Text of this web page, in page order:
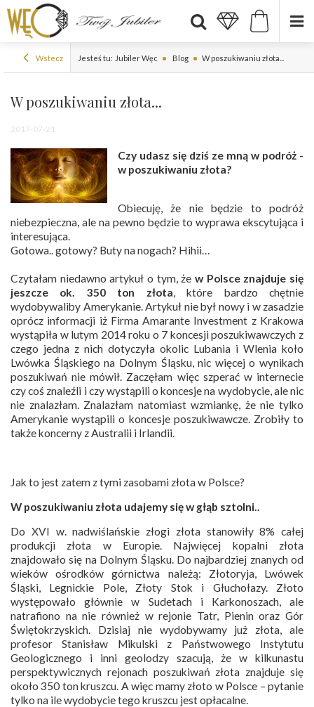
Wstecz Jesteś tu: Jubiler Węc Blog W poszukiwaniu złota...
W poszukiwaniu złota...
2017-07-21
Czy udasz się dziś ze mną w podróż -
w poszukiwaniu złota?
Obiecuję, że nie będzie to podróż
niebezpieczna, ale na pewno będzie to wyprawa ekscytująca i
interesująca.
Gotowa.. gotowy? Buty na nogach? Hihii…
Czytałam niedawno artykuł o tym, że w Polsce znajduje się
jeszcze ok. 350 ton złota, które bardzo chętnie
wydobywaliby Amerykanie. Artykuł nie był nowy i w zasadzie
oprócz informacji iż Firma Amarante Investment z Krakowa
wystąpiła w lutym 2014 roku o 7 koncesji poszukiwawczych z
czego jedna z nich dotyczyła okolic Lubania i Wlenia koło
Lwówka Śląskiego na Dolnym Śląsku, nic więcej o wynikach
poszukiwań nie mówił. Zaczęłam więc szperać w internecie
czy coś znaleźli i czy wystąpili o koncesje na wydobycie, ale nic
nie znalazłam. Znalazłam natomiast wzmiankę, że nie tylko
Amerykanie wystąpili o koncesje poszukiwawcze. Zrobiły to
także koncerny z Australii i Irlandii.
Jak to jest zatem z tymi zasobami złota w Polsce?
W poszukiwaniu złota udajemy się w głąb sztolni..
Do XVI w. nadwiślańskie złogi złota stanowiły 8% całej
produkcji złota w Europie. Najwięcej kopalni złota
znajdowało się na Dolnym Śląsku. Do najbardziej znanych od
wieków ośrodków górnictwa należą: Złotoryja, Lwówek
Śląski, Legnickie Pole, Złoty Stok i Głuchołazy. Złoto
występowało głównie w Sudetach i Karkonoszach, ale
natrafiono na nie również w rejonie Tatr, Pienin oraz Gór
Świętokrzyskich. Dzisiaj nie wydobywamy już złota, ale
profesor Stanisław Mikulski z Państwowego Instytutu
Geologicznego i inni geolodzy szacują, że w kilkunastu
perspektywicznych rejonach poszukiwań złota znajduje się
około 350 ton kruszcu. A więc mamy złoto w Polsce – pytanie
tylko na ile wydobycie tego kruszcu jest opłacalne.